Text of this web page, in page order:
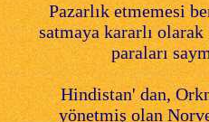
Pazarlık etmemesi
satmaya kararlı
paraları
Hindistan' dan,
yönetmiş olan